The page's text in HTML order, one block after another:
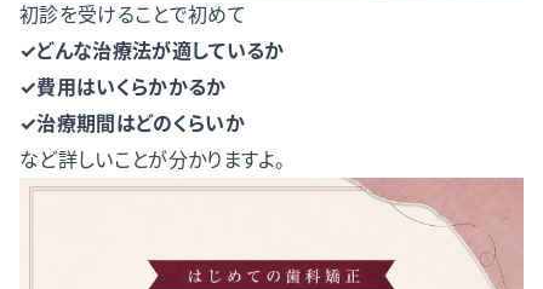
初診を受けることで初めて
✓どんな治療法が適しているか
✓費用はいくらかかるか
✓治療期間はどのくらいか
など詳しいことが分かりますよ。